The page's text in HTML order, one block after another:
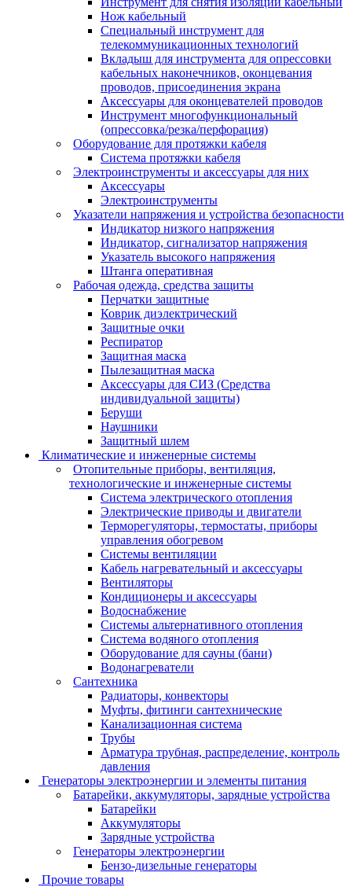
Нож кабельный
Специальный инструмент для
телекоммуникационных технологий
Вкладыш для инструмента для опрессовки
кабельных наконечников, оконцевания
проводов, присоединения экрана
Аксессуары для оконцевателей проводов
Инструмент многофункциональный
(опрессовка/резка/перфорация)
Оборудование для протяжки кабеля
Система протяжки кабеля
Электроинструменты и аксессуары для них
Аксессуары
Электроинструменты
Указатели напряжения и устройства безопасности
Индикатор низкого напряжения
Индикатор, сигнализатор напряжения
Указатель высокого напряжения
Штанга оперативная
Рабочая одежда, средства защиты
Перчатки защитные
Коврик диэлектрический
Защитные очки
Респиратор
Защитная маска
Пылезащитная маска
Аксессуары для СИЗ (Средства
индивидуальной защиты)
Беруши
Наушники
Защитный шлем
Климатические и инженерные системы
Отопительные приборы, вентиляция,
технологические и инженерные системы
Система электрического отопления
Электрические приводы и двигатели
Терморегуляторы, термостаты, приборы
управления обогревом
Системы вентиляции
Кабель нагревательный и аксессуары
Вентиляторы
Кондиционеры и аксессуары
Водоснабжение
Системы альтернативного отопления
Система водяного отопления
Оборудование для сауны (бани)
Водонагреватели
Сантехника
Радиаторы, конвекторы
Муфты, фитинги сантехнические
Канализационная система
Трубы
Арматура трубная, распределение, контроль
давления
Генераторы электроэнергии и элементы питания
Батарейки, аккумуляторы, зарядные устройства
Батарейки
Аккумуляторы
Зарядные устройства
Генераторы электроэнергии
Бензо-дизельные генераторы
Прочие товары